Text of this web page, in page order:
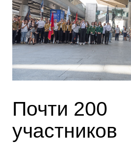
Почти 200
участников